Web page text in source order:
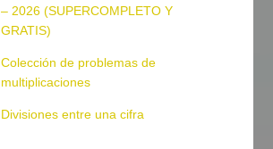
– 2026 (SUPERCOMPLETO Y
GRATIS)
Colección de problemas de
multiplicaciones
Divisiones entre una cifra